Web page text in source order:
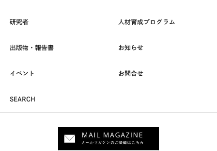
研究者 人材育成プログラム
出版物・報告書 お知らせ
イベント お問合せ
SEARCH